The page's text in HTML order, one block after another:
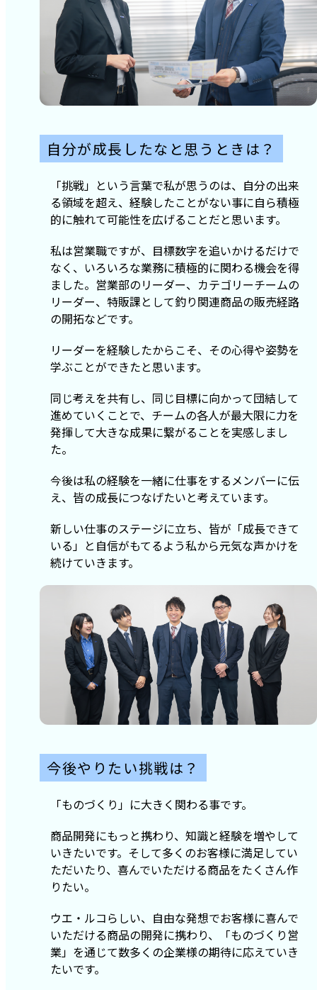
自分が成長したなと思うときは？
「挑戦」という言葉で私が思うのは、自分の出来
る領域を超え、経験したことがない事に自ら積極
的に触れて可能性を広げることだと思います。
私は営業職ですが、目標数字を追いかけるだけで
なく、いろいろな業務に積極的に関わる機会を得
ました。営業部のリーダー、カテゴリーチームの
リーダー、特販課として釣り関連商品の販売経路
の開拓などです。
リーダーを経験したからこそ、その心得や姿勢を
学ぶことができたと思います。
同じ考えを共有し、同じ目標に向かって団結して
進めていくことで、チームの各人が最大限に力を
発揮して大きな成果に繋がることを実感しまし
た。
今後は私の経験を一緒に仕事をするメンバーに伝
え、皆の成長につなげたいと考えています。
新しい仕事のステージに立ち、皆が「成長できて
いる」と自信がもてるよう私から元気な声かけを
続けていきます。
今後やりたい挑戦は？
「ものづくり」に大きく関わる事です。
商品開発にもっと携わり、知識と経験を増やして
いきたいです。そして多くのお客様に満足してい
ただいたり、喜んでいただける商品をたくさん作
りたい。
ウエ・ルコらしい、自由な発想でお客様に喜んで
いただける商品の開発に携わり、「ものづくり営
業」を通じて数多くの企業様の期待に応えていき
たいです。